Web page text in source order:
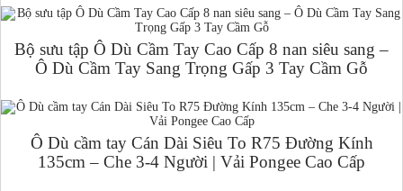
Bộ sưu tập Ô Dù Cầm Tay Cao Cấp 8 nan siêu sang –
Ô Dù Cầm Tay Sang Trọng Gấp 3 Tay Cầm Gỗ
Ô Dù cầm tay Cán Dài Siêu To R75 Đường Kính
135cm – Che 3-4 Người | Vải Pongee Cao Cấp